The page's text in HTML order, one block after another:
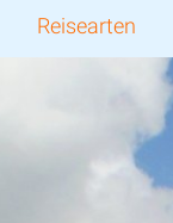
Reisearten